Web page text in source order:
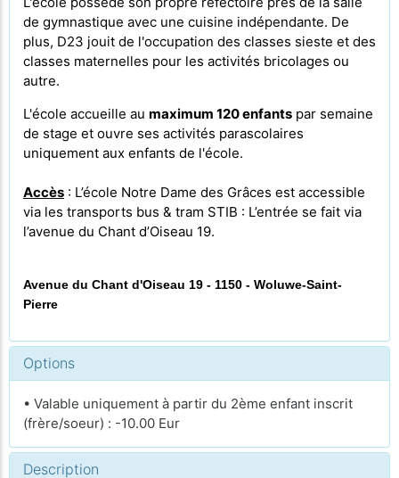
de gymnastique avec une cuisine indépendante. De
plus, D23 jouit de l'occupation des classes sieste et des
classes maternelles pour les activités bricolages ou
autre.
L'école accueille au maximum 120 enfants par semaine
de stage et ouvre ses activités parascolaires
uniquement aux enfants de l'école.
Accès : L’école Notre Dame des Grâces est accessible
via les transports bus & tram STIB : L’entrée se fait via
l’avenue du Chant d’Oiseau 19.
Avenue du Chant d'Oiseau 19 - 1150 - Woluwe-Saint-
Pierre
Options
• Valable uniquement à partir du 2ème enfant inscrit
(frère/soeur) : -10.00 Eur
Description